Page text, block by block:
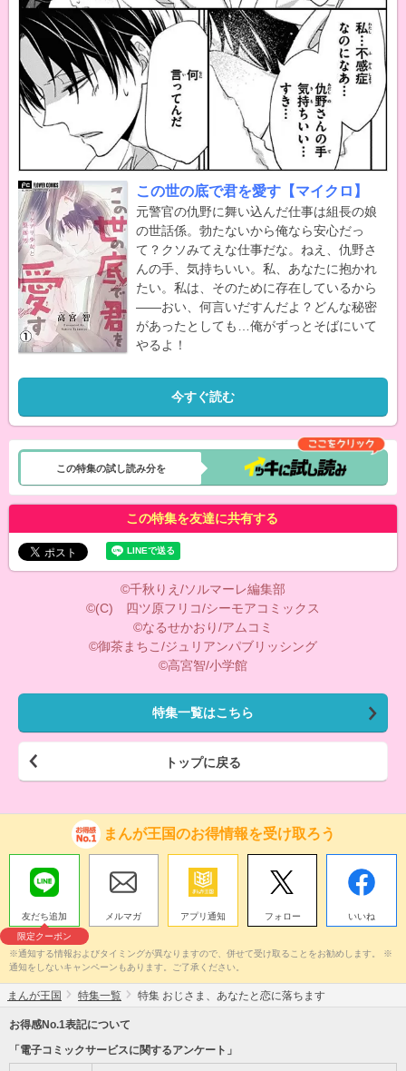
この世の底で君を愛す【マイクロ】
元警官の仇野に舞い込んだ仕事は組長の娘
の世話係。勃たないから俺なら安心だっ
て？クソみてえな仕事だな。ねえ、仇野さ
んの手、気持ちいい。私、あなたに抱かれ
たい。私は、そのために存在しているから
――おい、何言いだすんだよ？どんな秘密
があったとしても…俺がずっとそばにいて
やるよ！
今すぐ読む
この特集の試し読み分を
この特集を友達に共有する
©千秋りえ/ソルマーレ編集部
©(C) 四ツ原フリコ/シーモアコミックス
©なるせかおり/アムコミ
©御茶まちこ/ジュリアンパブリッシング
©高宮智/小学館
特集一覧はこちら
トップに戻る
まんが王国のお得情報を受け取ろう
友だち追加
限定クーポン
メルマガ アプリ通知 フォロー いいね
※通知する情報およびタイミングが異なりますので、併せて受け取ることをお勧めします。 ※
通知をしないキャンペーンもあります。ご了承ください。
まんが王国 特集一覧 特集 おじさま、あなたと恋に落ちます
お得感No.1表記について
「電子コミックサービスに関するアンケート」